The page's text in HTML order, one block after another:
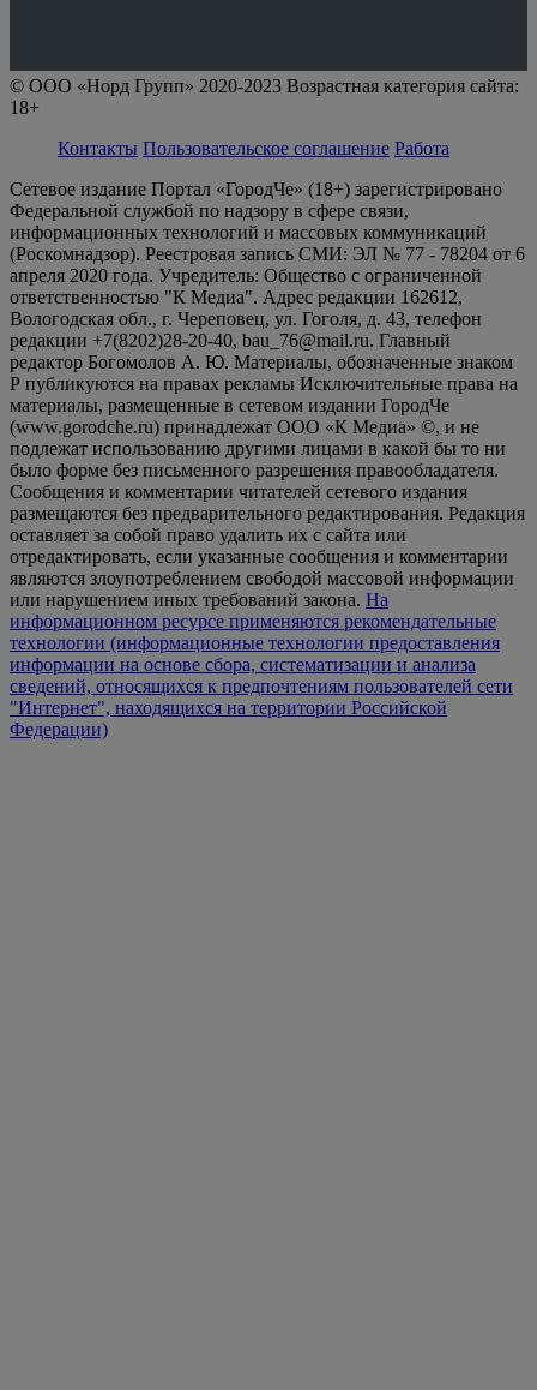
© ООО «Норд Групп» 2020-2023 Возрастная категория сайта:
18+
Контакты Пользовательское соглашение Работа
Сетевое издание Портал «ГородЧе» (18+) зарегистрировано
Федеральной службой по надзору в сфере связи,
информационных технологий и массовых коммуникаций
(Роскомнадзор). Реестровая запись СМИ: ЭЛ № 77 - 78204 от 6
апреля 2020 года. Учредитель: Общество с ограниченной
ответственностью "К Медиа". Адрес редакции 162612,
Вологодская обл., г. Череповец, ул. Гоголя, д. 43, телефон
редакции +7(8202)28-20-40, bau_76@mail.ru. Главный
редактор Богомолов А. Ю. Материалы, обозначенные знаком
Р публикуются на правах рекламы Исключительные права на
материалы, размещенные в сетевом издании ГородЧе
(www.gorodche.ru) принадлежат ООО «К Медиа» ©, и не
подлежат использованию другими лицами в какой бы то ни
было форме без письменного разрешения правообладателя.
Сообщения и комментарии читателей сетевого издания
размещаются без предварительного редактирования. Редакция
оставляет за собой право удалить их с сайта или
отредактировать, если указанные сообщения и комментарии
являются злоупотреблением свободой массовой информации
или нарушением иных требований закона. На
информационном ресурсе применяются рекомендательные
технологии (информационные технологии предоставления
информации на основе сбора, систематизации и анализа
сведений, относящихся к предпочтениям пользователей сети
"Интернет", находящихся на территории Российской
Федерации)